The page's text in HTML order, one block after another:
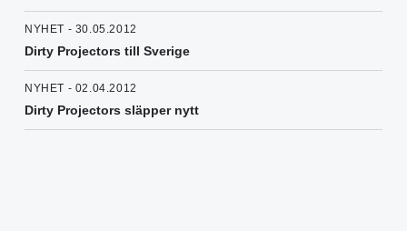
NYHET - 30.05.2012
Dirty Projectors till Sverige
NYHET - 02.04.2012
Dirty Projectors släpper nytt